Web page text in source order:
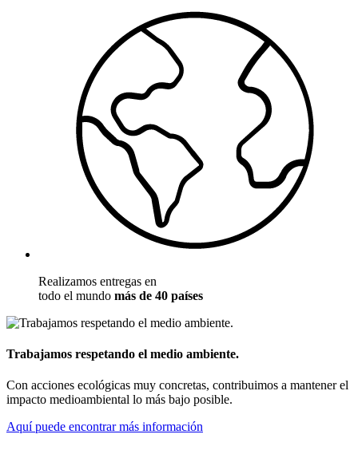
Realizamos entregas en
todo el mundo más de 40 países
Trabajamos respetando el medio ambiente.
Con acciones ecológicas muy concretas, contribuimos a mantener el
impacto medioambiental lo más bajo posible.
Aquí puede encontrar más información